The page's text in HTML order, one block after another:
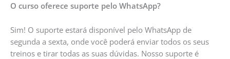
O curso oferece suporte pelo WhatsApp?
Sim! O suporte estará disponível pelo WhatsApp de
segunda a sexta, onde você poderá enviar todos os seus
treinos e tirar todas as suas dúvidas. Nosso suporte é